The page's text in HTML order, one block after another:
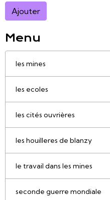
Ajouter
Menu
les mines
les ecoles
les cités ouvrières
les houilleres de blanzy
le travail dans les mines
seconde guerre mondiale